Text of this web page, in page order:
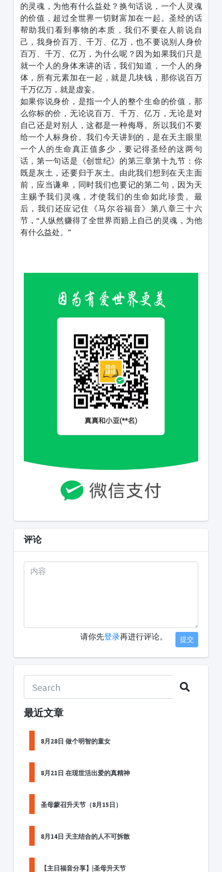
的灵魂，为他有什么益处？换句话说，一个人灵魂
的价值，超过全世界一切财富加在一起。圣经的话
帮助我们看到事物的本质，我们不要在人前说自
己，我身价百万、千万、亿万，也不要说别人身价
百万、千万、亿万，为什么呢？因为如果我们只是
就一个人的身体来讲的话，我们知道，一个人的身
体，所有元素加在一起，就是几块钱，那你说百万
千万亿万，就是虚妄。
如果你说身价，是指一个人的整个生命的价值，那
么你标的价，无论说百万、千万、亿万，无论是对
自己还是对别人，这都是一种侮辱。所以我们不要
给一个人标身价。我们今天讲到的，是在天主眼里
一个人的生命真正值多少，要记得圣经的这两句
话，第一句话是《创世纪》的第三章第十九节：你
既是灰土，还要归于灰土。由此我们想到在天主面
前，应当谦卑，同时我们也要记的第二句，因为天
主赐予我们灵魂，才使我们的生命如此珍贵。最
后，我们还应记住《马尔谷福音》第八章三十六
节，“人纵然赚得了全世界而赔上自己的灵魂，为他
有什么益处。”
评论
请你先登录再进行评论。 提交
最近文章
8月28日 做个明智的童女
8月21日 在现世活出爱的真精神
圣母蒙召升天节（8月15日）
8月14日 天主结合的人不可拆散
【主日福音分享】|圣母升天节